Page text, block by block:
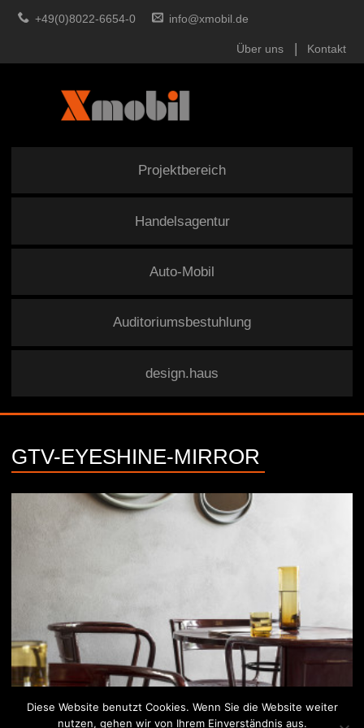
+49(0)8022-6654-0 info@xmobil.de
Über uns Kontakt
Projektbereich
Handelsagentur
Auto-Mobil
Auditoriumsbestuhlung
design.haus
GTV-EYESHINE-MIRROR
Diese Website benutzt Cookies. Wenn Sie die Website weiter
nutzen, gehen wir von Ihrem Einverständnis aus.